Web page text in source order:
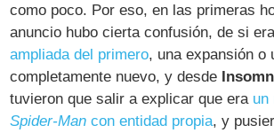
como poco. Por eso, en las primeras
anuncio hubo cierta confusión, de si era
ampliada del primero, una expansión o
completamente nuevo, y desde
tuvieron que salir a explicar que era un
Spider-Man con entidad propia, y